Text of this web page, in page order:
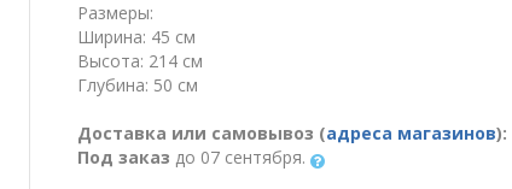
Размеры:
Ширина: 45 см
Высота: 214 см
Глубина: 50 см
Доставка или самовывоз (адреса магазинов):
Под заказ до 07 сентября.